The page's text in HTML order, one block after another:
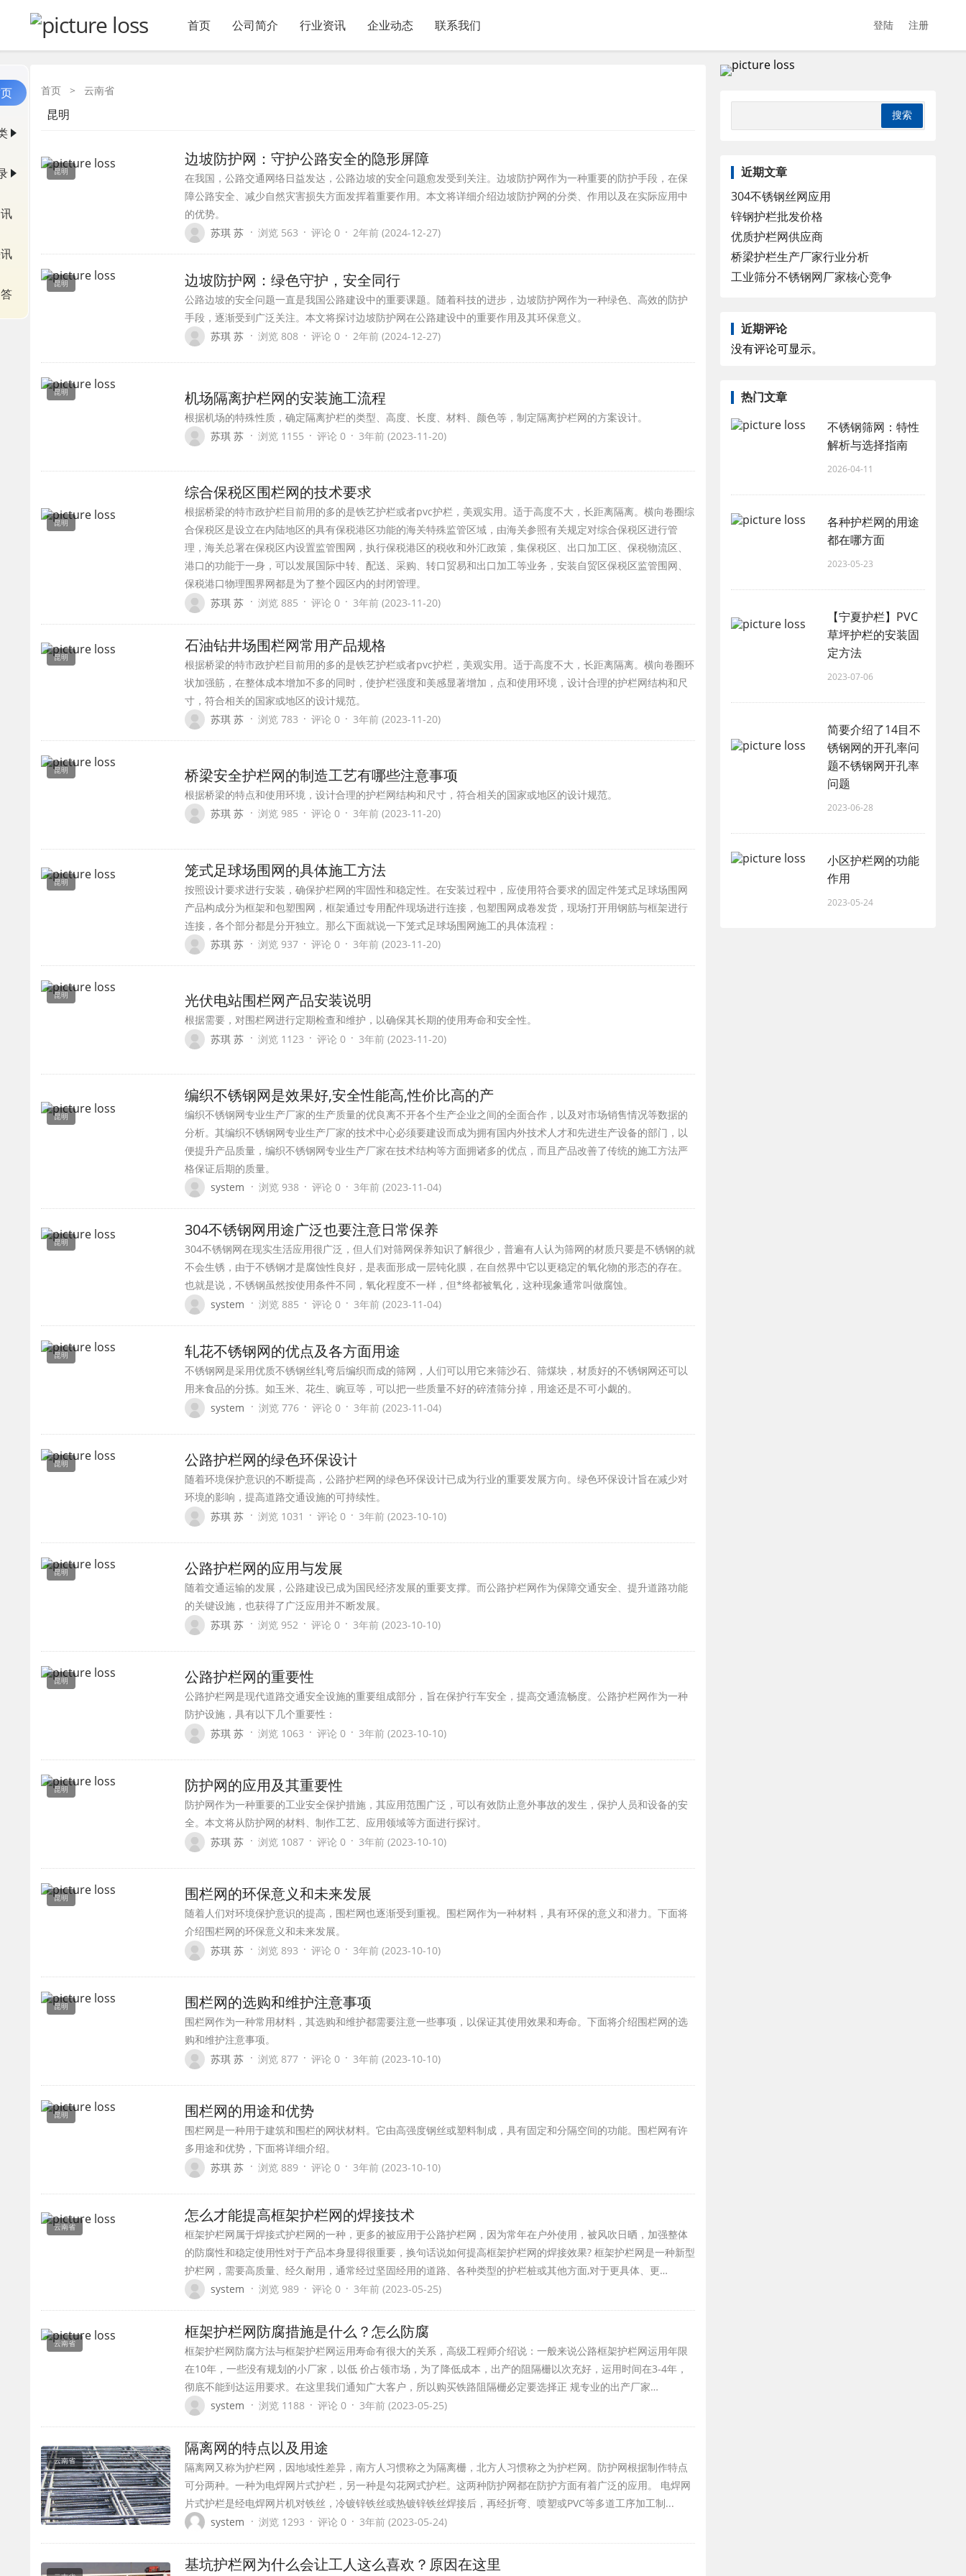
首页 公司简介 行业资讯 企业动态 联系我们 登陆 注册
首页 > 云南省
昆明
昆明
边坡防护网：守护公路安全的隐形屏障
在我国，公路交通网络日益发达，公路边坡的安全问题愈发受到关注。边坡防护网作为一种重要的防护手段，在保
障公路安全、减少自然灾害损失方面发挥着重要作用。本文将详细介绍边坡防护网的分类、作用以及在实际应用中
的优势。
苏琪 苏 · 浏览 563 · 评论 0 · 2年前 (2024-12-27)
昆明 边坡防护网：绿色守护，安全同行
公路边坡的安全问题一直是我国公路建设中的重要课题。随着科技的进步，边坡防护网作为一种绿色、高效的防护
手段，逐渐受到广泛关注。本文将探讨边坡防护网在公路建设中的重要作用及其环保意义。
苏琪 苏 · 浏览 808 · 评论 0 · 2年前 (2024-12-27)
昆明 机场隔离护栏网的安装施工流程
根据机场的特殊性质，确定隔离护栏的类型、高度、长度、材料、颜色等，制定隔离护栏网的方案设计。
苏琪 苏 · 浏览 1155 · 评论 0 · 3年前 (2023-11-20)
昆明
综合保税区围栏网的技术要求
根据桥梁的特市政护栏目前用的多的是铁艺护栏或者pvc护栏，美观实用。适于高度不大，长距离隔离。横向卷圈综
合保税区是设立在内陆地区的具有保税港区功能的海关特殊监管区域，由海关参照有关规定对综合保税区进行管
理，海关总署在保税区内设置监管围网，执行保税港区的税收和外汇政策，集保税区、出口加工区、保税物流区、
港口的功能于一身，可以发展国际中转、配送、采购、转口贸易和出口加工等业务，安装自贸区保税区监管围网、
保税港口物理围界网都是为了整个园区内的封闭管理。
苏琪 苏 · 浏览 885 · 评论 0 · 3年前 (2023-11-20)
昆明
石油钻井场围栏网常用产品规格
根据桥梁的特市政护栏目前用的多的是铁艺护栏或者pvc护栏，美观实用。适于高度不大，长距离隔离。横向卷圈环
状加强筋，在整体成本增加不多的同时，使护栏强度和美感显著增加，点和使用环境，设计合理的护栏网结构和尺
寸，符合相关的国家或地区的设计规范。
苏琪 苏 · 浏览 783 · 评论 0 · 3年前 (2023-11-20)
昆明 桥梁安全护栏网的制造工艺有哪些注意事项
根据桥梁的特点和使用环境，设计合理的护栏网结构和尺寸，符合相关的国家或地区的设计规范。
苏琪 苏 · 浏览 985 · 评论 0 · 3年前 (2023-11-20)
昆明
笼式足球场围网的具体施工方法
按照设计要求进行安装，确保护栏网的牢固性和稳定性。在安装过程中，应使用符合要求的固定件笼式足球场围网
产品构成分为框架和包塑围网，框架通过专用配件现场进行连接，包塑围网成卷发货，现场打开用钢筋与框架进行
连接，各个部分都是分开独立。那么下面就说一下笼式足球场围网施工的具体流程：
苏琪 苏 · 浏览 937 · 评论 0 · 3年前 (2023-11-20)
昆明 光伏电站围栏网产品安装说明
根据需要，对围栏网进行定期检查和维护，以确保其长期的使用寿命和安全性。
苏琪 苏 · 浏览 1123 · 评论 0 · 3年前 (2023-11-20)
昆明
编织不锈钢网是效果好,安全性能高,性价比高的产
编织不锈钢网专业生产厂家的生产质量的优良离不开各个生产企业之间的全面合作，以及对市场销售情况等数据的
分析。其编织不锈钢网专业生产厂家的技术中心必须要建设而成为拥有国内外技术人才和先进生产设备的部门，以
便提升产品质量，编织不锈钢网专业生产厂家在技术结构等方面拥诸多的优点，而且产品改善了传统的施工方法严
格保证后期的质量。
system · 浏览 938 · 评论 0 · 3年前 (2023-11-04)
昆明
304不锈钢网用途广泛也要注意日常保养
304不锈钢网在现实生活应用很广泛，但人们对筛网保养知识了解很少，普遍有人认为筛网的材质只要是不锈钢的就
不会生锈，由于不锈钢才是腐蚀性良好，是表面形成一层钝化膜，在自然界中它以更稳定的氧化物的形态的存在。
也就是说，不锈钢虽然按使用条件不同，氧化程度不一样，但*终都被氧化，这种现象通常叫做腐蚀。
system · 浏览 885 · 评论 0 · 3年前 (2023-11-04)
昆明 轧花不锈钢网的优点及各方面用途
不锈钢网是采用优质不锈钢丝轧弯后编织而成的筛网，人们可以用它来筛沙石、筛煤块，材质好的不锈钢网还可以
用来食品的分拣。如玉米、花生、豌豆等，可以把一些质量不好的碎渣筛分掉，用途还是不可小觑的。
system · 浏览 776 · 评论 0 · 3年前 (2023-11-04)
昆明 公路护栏网的绿色环保设计
随着环境保护意识的不断提高，公路护栏网的绿色环保设计已成为行业的重要发展方向。绿色环保设计旨在减少对
环境的影响，提高道路交通设施的可持续性。
苏琪 苏 · 浏览 1031 · 评论 0 · 3年前 (2023-10-10)
昆明 公路护栏网的应用与发展
随着交通运输的发展，公路建设已成为国民经济发展的重要支撑。而公路护栏网作为保障交通安全、提升道路功能
的关键设施，也获得了广泛应用并不断发展。
苏琪 苏 · 浏览 952 · 评论 0 · 3年前 (2023-10-10)
昆明 公路护栏网的重要性
公路护栏网是现代道路交通安全设施的重要组成部分，旨在保护行车安全，提高交通流畅度。公路护栏网作为一种
防护设施，具有以下几个重要性：
苏琪 苏 · 浏览 1063 · 评论 0 · 3年前 (2023-10-10)
昆明 防护网的应用及其重要性
防护网作为一种重要的工业安全保护措施，其应用范围广泛，可以有效防止意外事故的发生，保护人员和设备的安
全。本文将从防护网的材料、制作工艺、应用领域等方面进行探讨。
苏琪 苏 · 浏览 1087 · 评论 0 · 3年前 (2023-10-10)
昆明 围栏网的环保意义和未来发展
随着人们对环境保护意识的提高，围栏网也逐渐受到重视。围栏网作为一种材料，具有环保的意义和潜力。下面将
介绍围栏网的环保意义和未来发展。
苏琪 苏 · 浏览 893 · 评论 0 · 3年前 (2023-10-10)
昆明 围栏网的选购和维护注意事项
围栏网作为一种常用材料，其选购和维护都需要注意一些事项，以保证其使用效果和寿命。下面将介绍围栏网的选
购和维护注意事项。
苏琪 苏 · 浏览 877 · 评论 0 · 3年前 (2023-10-10)
昆明 围栏网的用途和优势
围栏网是一种用于建筑和围栏的网状材料。它由高强度钢丝或塑料制成，具有固定和分隔空间的功能。围栏网有许
多用途和优势，下面将详细介绍。
苏琪 苏 · 浏览 889 · 评论 0 · 3年前 (2023-10-10)
云南省
怎么才能提高框架护栏网的焊接技术
框架护栏网属于焊接式护栏网的一种，更多的被应用于公路护栏网，因为常年在户外使用，被风吹日晒，加强整体
的防腐性和稳定使用性对于产品本身显得很重要，换句话说如何提高框架护栏网的焊接效果? 框架护栏网是一种新型
护栏网，需要高质量、经久耐用，通常经过坚固经用的道路、各种类型的护栏桩或其他方面,对于更具体、更…
system · 浏览 989 · 评论 0 · 3年前 (2023-05-25)
云南省
框架护栏网防腐措施是什么？怎么防腐
框架护栏网防腐方法与框架护栏网运用寿命有很大的关系，高级工程师介绍说：一般来说公路框架护栏网运用年限
在10年，一些没有规划的小厂家，以低 价占领市场，为了降低成本，出产的阻隔栅以次充好，运用时间在3-4年，
彻底不能到达运用要求。在这里我们通知广大客户，所以购买铁路阻隔栅必定要选择正 规专业的出产厂家…
system · 浏览 1188 · 评论 0 · 3年前 (2023-05-25)
云南省
隔离网的特点以及用途
隔离网又称为护栏网，因地域性差异，南方人习惯称之为隔离栅，北方人习惯称之为护栏网。防护网根据制作特点
可分两种。一种为电焊网片式护栏，另一种是勾花网式护栏。这两种防护网都在防护方面有着广泛的应用。 电焊网
片式护栏是经电焊网片机对铁丝，冷镀锌铁丝或热镀锌铁丝焊接后，再经折弯、喷塑或PVC等多道工序加工制...
system · 浏览 1293 · 评论 0 · 3年前 (2023-05-24)
基坑护栏网为什么会让工人这么喜欢？原因在这里
近期文章
304不锈钢丝网应用
锌钢护栏批发价格
优质护栏网供应商
桥梁护栏生产厂家行业分析
工业筛分不锈钢网厂家核心竞争
近期评论
没有评论可显示。
热门文章
不锈钢筛网：特性
解析与选择指南
2026-04-11
各种护栏网的用途
都在哪方面
2023-05-23
【宁夏护栏】PVC
草坪护栏的安装固
定方法
2023-07-06
简要介绍了14目不
锈钢网的开孔率问
题不锈钢网开孔率
问题
2023-06-28
小区护栏网的功能
作用
2023-05-24